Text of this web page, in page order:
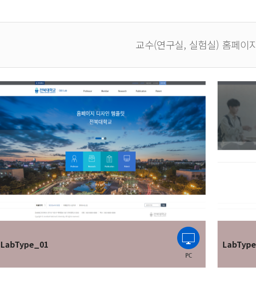
교수(연구실, 실험실) 홈페이
LabType_01